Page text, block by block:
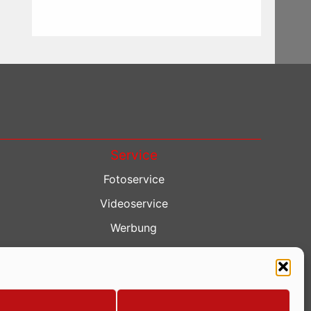
Service
Fotoservice
Videoservice
Werbung